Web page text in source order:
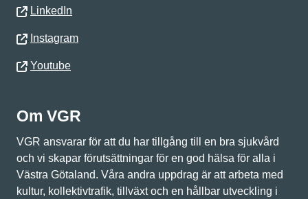
LinkedIn
Instagram
Youtube
Om VGR
VGR ansvarar för att du har tillgång till en bra sjukvård
och vi skapar förutsättningar för en god hälsa för alla i
Västra Götaland. Våra andra uppdrag är att arbeta med
kultur, kollektivtrafik, tillväxt och en hållbar utveckling i